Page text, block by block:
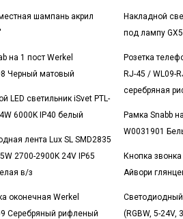
шампань акрил
на 1 пост Werkel
Черный матовый
LED светильник iSvet PTL-
6000K IP40 белый
лента Lux SL SMD2835
2700-2900K 24V IP65
в/з
оконечная Werkel
Серебряный рифленый
Накладной
под лампу
Розетка
RJ-45 / WL09-
серебряная
Рамка Snabb
W0031901
Кнопка
Айвори
Светодиодный
(RGBW, 5-24V,